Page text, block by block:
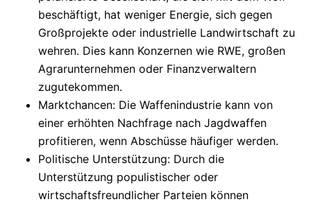
beschäftigt, hat weniger Energie, sich gegen
Großprojekte oder industrielle Landwirtschaft zu
wehren. Dies kann Konzernen wie RWE, großen
Agrarunternehmen oder Finanzverwaltern
zugutekommen.
Marktchancen: Die Waffenindustrie kann von
einer erhöhten Nachfrage nach Jagdwaffen
profitieren, wenn Abschüsse häufiger werden.
Politische Unterstützung: Durch die
Unterstützung populistischer oder
wirtschaftsfreundlicher Parteien können